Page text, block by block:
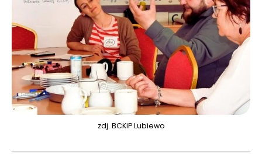
zdj. BCKiP Lubiewo